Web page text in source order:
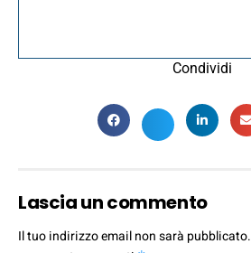
Condividi
Lascia un commento
Il tuo indirizzo email non sarà pubblicato.